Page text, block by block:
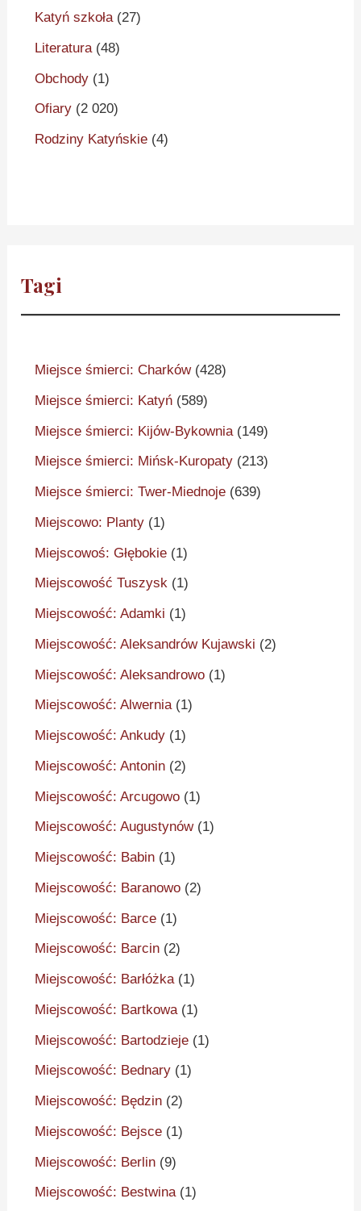
Katyń szkoła(27)
Literatura(48)
Obchody (1)
Ofiary (2 020)
Rodziny Katyńskie (4)
Tagi
Miejsce śmierci: Charków(428)
Miejsce śmierci: Katyń (589)
Miejsce śmierci: Kijów-Bykownia (149)
Miejsce śmierci: Mińsk-Kuropaty (213)
Miejsce śmierci: Twer-Miednoje (639)
Miejscowo: Planty (1)
Miejscowoś: Głębokie (1)
Miejscowość Tuszysk (1)
Miejscowość: Adamki (1)
Miejscowość: Aleksandrów Kujawski (2)
Miejscowość: Aleksandrowo (1)
Miejscowość: Alwernia(1)
Miejscowość: Ankudy (1)
Miejscowość: Antonin (2)
Miejscowość: Arcugowo (1)
Miejscowość: Augustynów(1)
Miejscowość: Babin (1)
Miejscowość: Baranowo (2)
Miejscowość: Barce (1)
Miejscowość: Barcin (2)
Miejscowość: Barłóżka(1)
Miejscowość: Bartkowa(1)
Miejscowość: Bartodzieje (1)
Miejscowość: Bednary (1)
Miejscowość: Będzin (2)
Miejscowość: Bejsce (1)
Miejscowość: Berlin (9)
Miejscowość: Bestwina(1)